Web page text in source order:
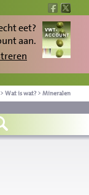
eet?
aan.
> Wat is wat?> Mineralen